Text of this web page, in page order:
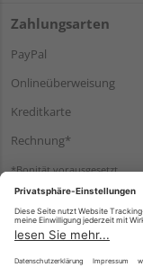
Zahlungsarten
PayPal
Onlineüberweisung
Kreditkarte
Rechnung*
*Bonität vorausgesetzt